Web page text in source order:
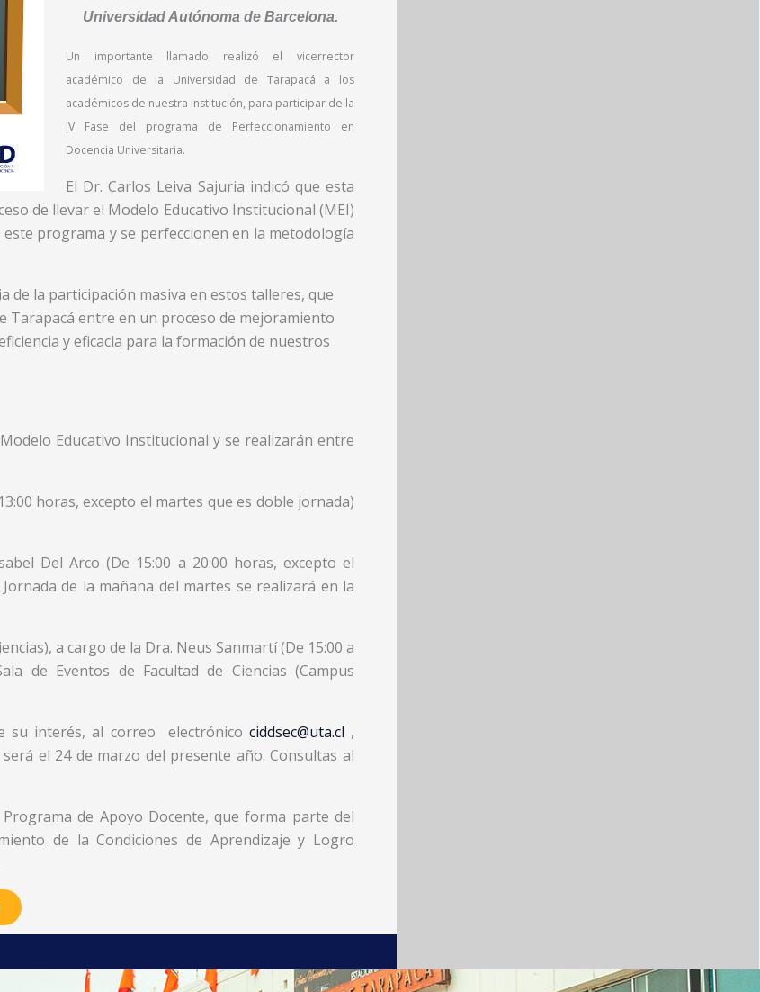
Universidad Autónoma de Barcelona.
Un importante llamado realizó el vicerrector
académico de la Universidad de Tarapacá a los
académicos de nuestra institución, para participar de la
IV Fase del programa de Perfeccionamiento en
Docencia Universitaria.
El Dr. Carlos Leiva Sajuria indicó que esta
de llevar el Modelo Educativo Institucional (MEI)
programa y se perfeccionen en la metodología
de la participación masiva en estos talleres, que
Tarapacá entre en un proceso de mejoramiento
y eficacia para la formación de nuestros
Educativo Institucional y se realizarán entre
horas, excepto el martes que es doble jornada)
Del Arco (De 15:00 a 20:00 horas, excepto el
de la mañana del martes se realizará en la
a cargo de la Dra. Neus Sanmartí (De 15:00 a
de Eventos de Facultad de Ciencias (Campus
su interés, al correo electrónico ciddsec@uta.cl ,
el 24 de marzo del presente año. Consultas al
de Apoyo Docente, que forma parte del
de la Condiciones de Aprendizaje y Logro